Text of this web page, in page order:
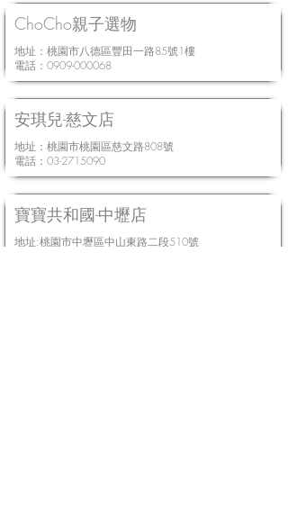
ChoCho親子選物
地址：桃園市八德區豐田一路85號1樓
電話：0909-000068
安琪兒-慈文店
地址：桃園市桃園區慈文路808號
電話：03-2715090
寶寶共和國-中壢店
地址:桃園市中壢區中山東路二段510號